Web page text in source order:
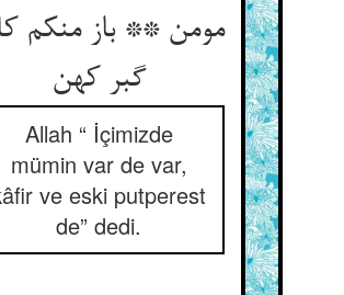
مومن ** باز منکم
گبر کهن‏
Allah “ İçimizde
mümin var de var,
ve eski putperest
de” dedi.